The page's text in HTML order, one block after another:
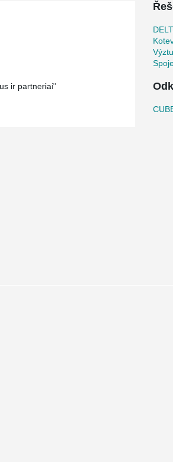
ir partneriai"